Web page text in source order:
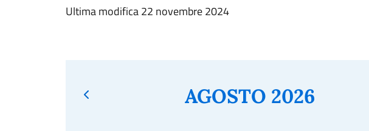
Ultima modifica 22 novembre 2024
AGOSTO 2026